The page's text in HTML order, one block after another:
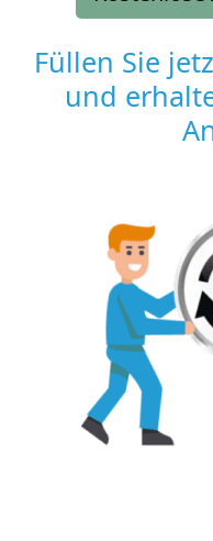
Füllen Sie
und